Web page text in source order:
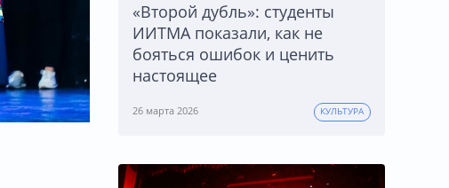
«Второй дубль»: студенты
ИИТМА показали, как не
бояться ошибок и ценить
настоящее
26 марта 2026 КУЛЬТУРА